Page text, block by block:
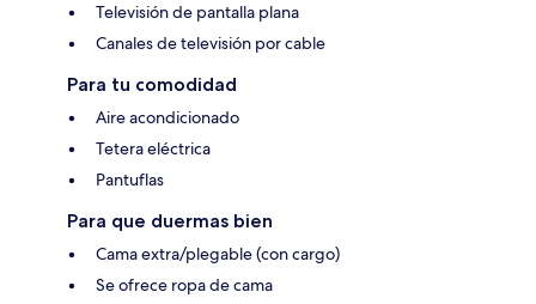
Televisión de pantalla plana
Canales de televisión por cable
Para tu comodidad
Aire acondicionado
Tetera eléctrica
Pantuflas
Para que duermas bien
Cama extra/plegable (con cargo)
Se ofrece ropa de cama